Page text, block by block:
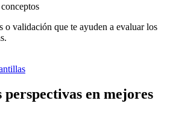
o validación que te ayuden a evaluar los
en mejores